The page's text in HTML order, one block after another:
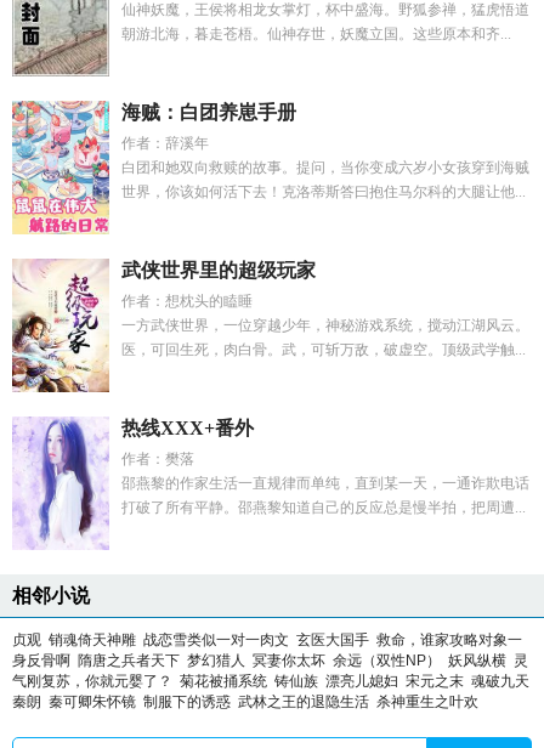
仙神妖魔，王侯将相龙女掌灯，杯中盛海。野狐参禅，猛虎悟道
朝游北海，暮走苍梧。仙神存世，妖魔立国。这些原本和齐...
海贼：白团养崽手册
作者：辞溪年
白团和她双向救赎的故事。提问，当你变成六岁小女孩穿到海贼
世界，你该如何活下去！克洛蒂斯答曰抱住马尔科的大腿让他...
武侠世界里的超级玩家
作者：想枕头的瞌睡
一方武侠世界，一位穿越少年，神秘游戏系统，搅动江湖风云。
医，可回生死，肉白骨。武，可斩万敌，破虚空。顶级武学触...
热线XXX+番外
作者：樊落
邵燕黎的作家生活一直规律而单纯，直到某一天，一通诈欺电话
打破了所有平静。邵燕黎知道自己的反应总是慢半拍，把周遭...
相邻小说
贞观 销魂倚天神雕 战恋雪类似一对一肉文 玄医大国手 救命，谁家攻略对象一
身反骨啊 隋唐之兵者天下 梦幻猎人 冥妻你太坏 余远（双性NP） 妖风纵横 灵
气刚复苏，你就元婴了？
菊花被捅系统 铸仙族 漂亮儿媳妇 宋元之末 魂破九天
秦朗 秦可卿朱怀镜 制服下的诱惑 武林之王的退隐生活 杀神重生之叶欢